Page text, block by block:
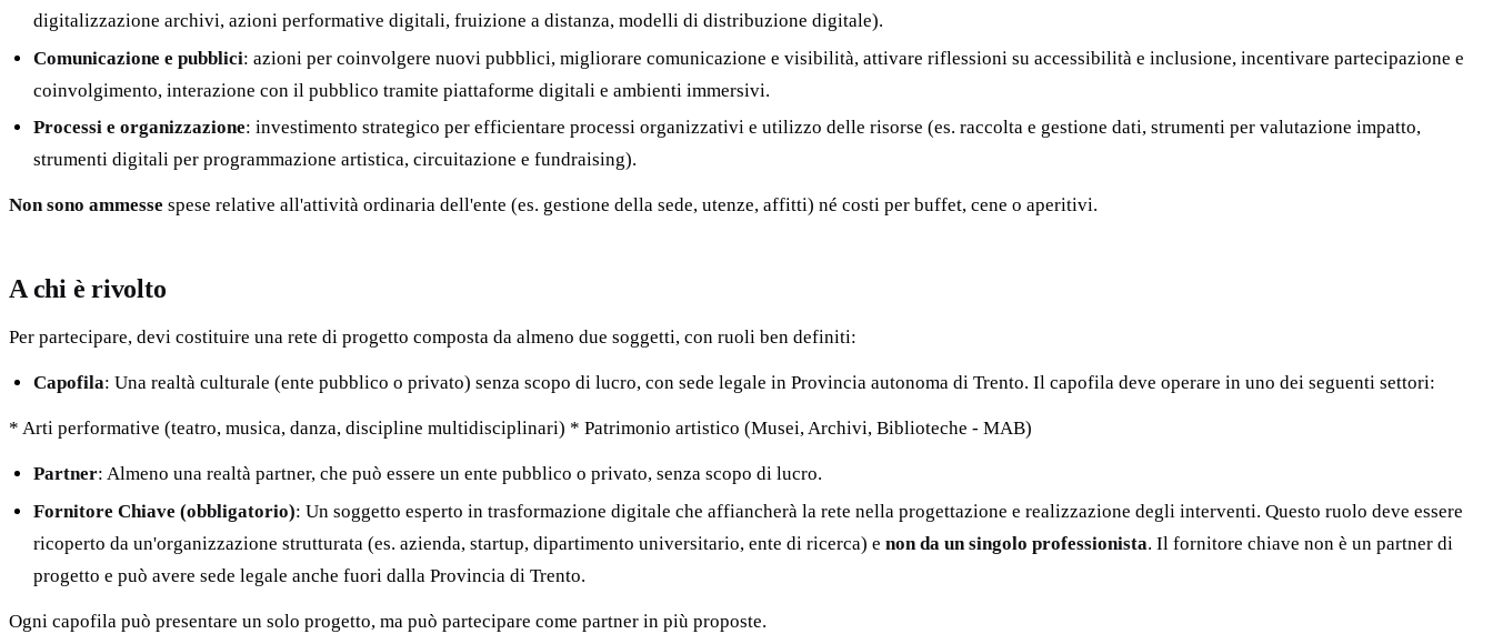
digitalizzazione archivi, azioni performative digitali, fruizione a distanza, modelli di distribuzione digitale).
Comunicazione e pubblici: azioni per coinvolgere nuovi pubblici, migliorare comunicazione e visibilità, attivare riflessioni su accessibilità e inclusione, incentivare partecipazione e
coinvolgimento, interazione con il pubblico tramite piattaforme digitali e ambienti immersivi.
Processi e organizzazione: investimento strategico per efficientare processi organizzativi e utilizzo delle risorse (es. raccolta e gestione dati, strumenti per valutazione impatto,
strumenti digitali per programmazione artistica, circuitazione e fundraising).
Non sono ammesse spese relative all'attività ordinaria dell'ente (es. gestione della sede, utenze, affitti) né costi per buffet, cene o aperitivi.
A chi è rivolto
Per partecipare, devi costituire una rete di progetto composta da almeno due soggetti, con ruoli ben definiti:
Capofila: Una realtà culturale (ente pubblico o privato) senza scopo di lucro, con sede legale in Provincia autonoma di Trento. Il capofila deve operare in uno dei seguenti settori:
* Arti performative (teatro, musica, danza, discipline multidisciplinari) * Patrimonio artistico (Musei, Archivi, Biblioteche - MAB)
Partner: Almeno una realtà partner, che può essere un ente pubblico o privato, senza scopo di lucro.
Fornitore Chiave (obbligatorio): Un soggetto esperto in trasformazione digitale che affiancherà la rete nella progettazione e realizzazione degli interventi. Questo ruolo deve essere
ricoperto da un'organizzazione strutturata (es. azienda, startup, dipartimento universitario, ente di ricerca) enon da un singolo professionista. Il fornitore chiave non è un partner di
progetto e può avere sede legale anche fuori dalla Provincia di Trento.
Ogni capofila può presentare un solo progetto, ma può partecipare come partner in più proposte.